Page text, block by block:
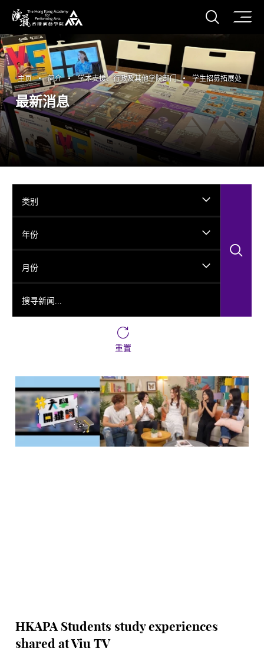
香港演艺学院
打开
主页 简介 学术支援、行政及其他学院部门 学生招募拓展处
最新消息
类别
年份
月份
重置
HKAPA Students study experiences
shared at Viu TV